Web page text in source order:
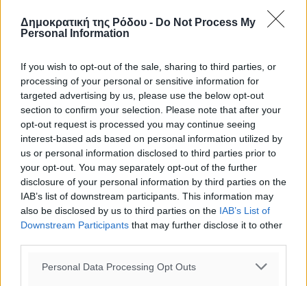
Δημοκρατική της Ρόδου - Do Not Process My
Personal Information
If you wish to opt-out of the sale, sharing to third parties, or
processing of your personal or sensitive information for
targeted advertising by us, please use the below opt-out
section to confirm your selection. Please note that after your
opt-out request is processed you may continue seeing
interest-based ads based on personal information utilized by
us or personal information disclosed to third parties prior to
your opt-out. You may separately opt-out of the further
disclosure of your personal information by third parties on the
IAB’s list of downstream participants. This information may
also be disclosed by us to third parties on the IAB’s List of
Downstream Participants that may further disclose it to other
Personal Data Processing Opt Outs
Ροή ειδήσεων
Θεσμοθετείται από σήμερα το νέο Ειδικό Χωροταξικό
Πλαίσιο για τον Τουρισμό με κοινή υπουργική
απόφαση
Ειδήσεις• πριν 8 λεπτά
4η Γιορτή των Γιαρένιων στ’ Απόλλωνα Ρόδου το
Σάββατο 8 Αυγούστου
Πολιτιστικά• πριν 15 λεπτά
αναζητά το υπουργείο